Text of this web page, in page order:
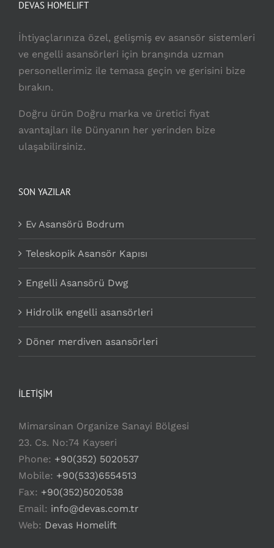
DEVAS HOMELIFT
İhtiyaçlarınıza özel, gelişmiş ev asansör sistemleri
ve engelli asansörleri için branşında uzman
personellerimiz ile temasa geçin ve gerisini bize
bırakın.
Doğru ürün Doğru marka ve üretici fiyat
avantajları ile Dünyanın her yerinden bize
ulaşabilirsiniz.
SON YAZILAR
Ev Asansörü Bodrum
Teleskopik Asansör Kapısı
Engelli Asansörü Dwg
Hidrolik engelli asansörleri
Döner merdiven asansörleri
İLETİŞİM
Mimarsinan Organize Sanayi Bölgesi
23. Cs. No:74 Kayseri
Phone: +90(352) 5020537
Mobile: +90(533)6554513
Fax: +90(352)5020538
Email: info@devas.com.tr
Web: Devas Homelift